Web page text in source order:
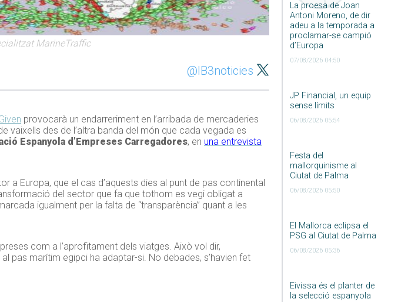
La proesa de Joan
Antoni Moreno, de dir
adeu a la temporada a
proclamar-se campió
d’Europa
07/08/2026 04:50
JP Financial, un equip
sense límits
06/08/2026 05:54
Festa del
mallorquinisme al
Ciutat de Palma
06/08/2026 05:50
El Mallorca eclipsa el
PSG al Ciutat de Palma
06/08/2026 05:36
Eivissa és el planter de
la selecció espanyola
MarineTraffic
@IB3noticies
provocarà un endarreriment en l’arribada de mercaderies
vaixells des de l’altra banda del món que cada vegada es
Espanyola d’Empreses Carregadores, en una entrevista
a Europa, que el cas d’aquests dies al punt de pas continental
del sector que fa que tothom es vegi obligat a
igualment per la falta de “transparència” quant a les
com a l’aprofitament dels viatges. Això vol dir,
pas marítim egipci ha adaptar-si. No debades, s’havien fet